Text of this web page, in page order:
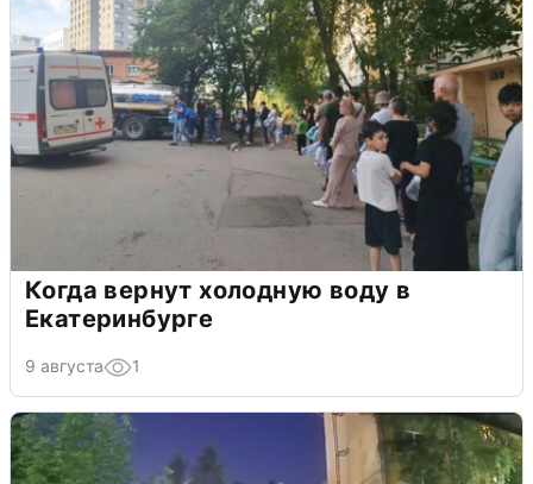
Когда вернут холодную воду в
Екатеринбурге
9 августа 1